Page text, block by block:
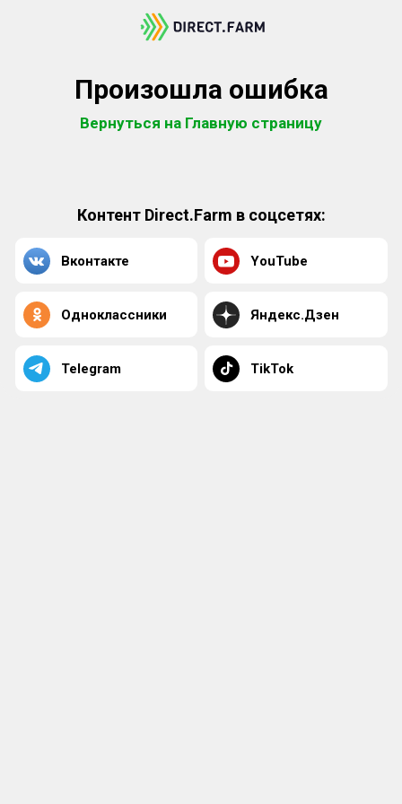
Произошла ошибка
Вернуться на Главную страницу
Контент Direct.Farm в соцсетях:
Вконтакте YouTube
Одноклассники Яндекс.Дзен
Telegram TikTok